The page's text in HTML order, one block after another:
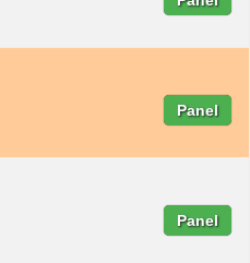
Panel
Panel